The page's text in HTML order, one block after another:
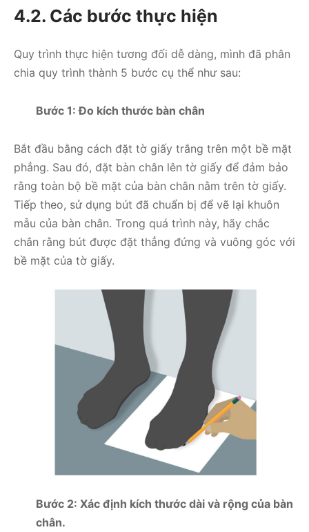
4.2. Các bước thực hiện
Quy trình thực hiện tương đối dễ dàng, mình đã phân
chia quy trình thành 5 bước cụ thể như sau:
Bước 1: Đo kích thước bàn chân
Bắt đầu bằng cách đặt tờ giấy trắng trên một bề mặt
phẳng. Sau đó, đặt bàn chân lên tờ giấy để đảm bảo
rằng toàn bộ bề mặt của bàn chân nằm trên tờ giấy.
Tiếp theo, sử dụng bút đã chuẩn bị để vẽ lại khuôn
mẫu của bàn chân. Trong quá trình này, hãy chắc
chắn rằng bút được đặt thẳng đứng và vuông góc với
bề mặt của tờ giấy.
Bước 2: Xác định kích thước dài và rộng của bàn
chân.